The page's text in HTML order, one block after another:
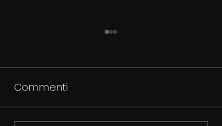
Commenti